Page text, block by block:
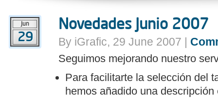
Jun
29
Novedades Junio 2007
By iGrafic, 29 June 2007 |
Seguimos mejorando nuestro
Para facilitarte la selección del
hemos añadido una